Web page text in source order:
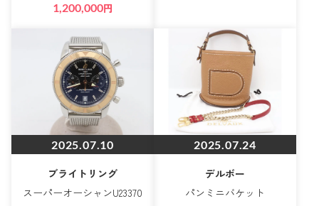
1,200,000円
2025.07.10
ブライトリング
スーパーオーシャンU23370
2025.07.24
デルボー
パンミニバケット